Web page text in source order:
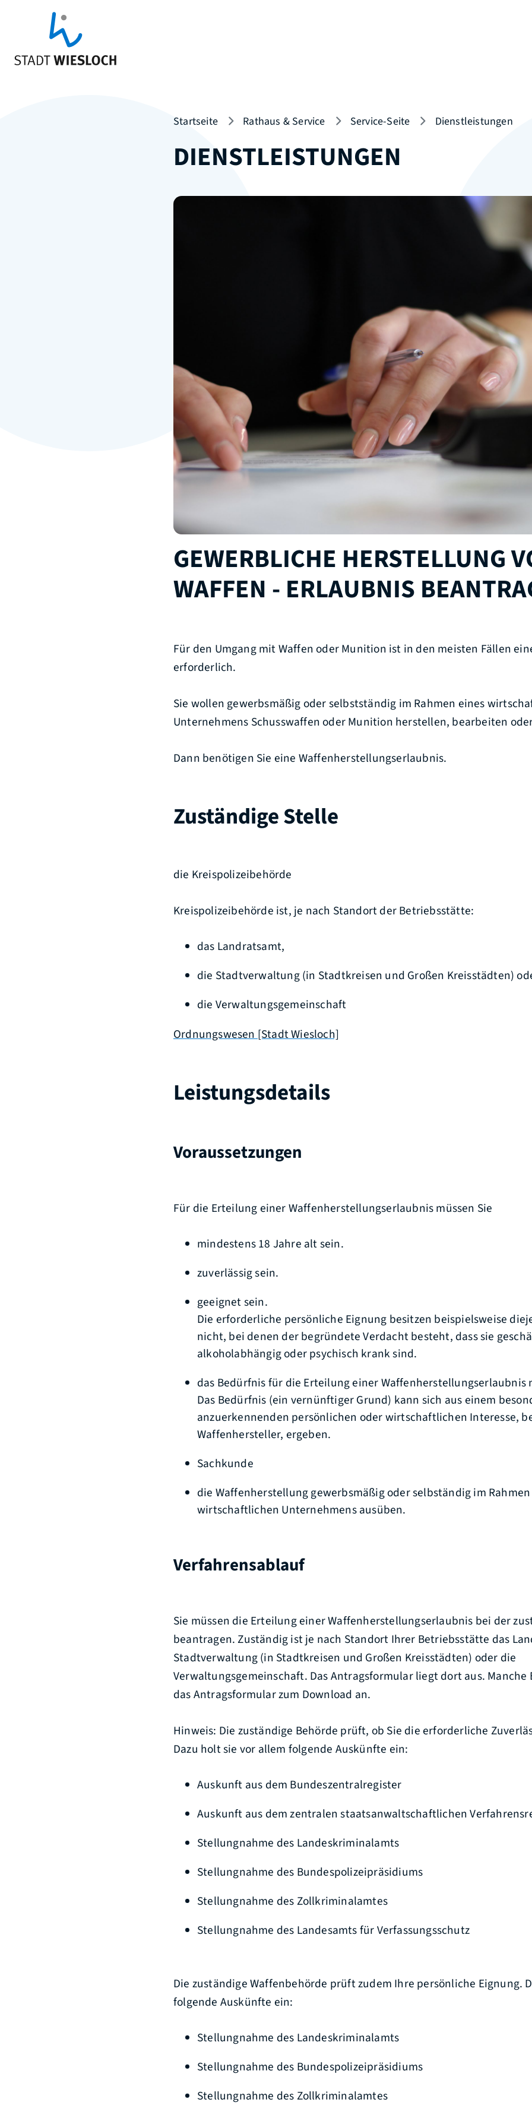
Startseite Rathaus & Service Service-Seite Dienstleistungen
DIENSTLEISTUNGEN
GEWERBLICHE HERSTELLUNG
WAFFEN - ERLAUBNIS
Für den Umgang mit Waffen oder Munition ist in den meisten Fällen
erforderlich.
Sie wollen gewerbsmäßig oder selbstständig im Rahmen eines
Unternehmens Schusswaffen oder Munition herstellen, bearbeiten
Dann benötigen Sie eine Waffenherstellungserlaubnis.
Zuständige Stelle
die Kreispolizeibehörde
Kreispolizeibehörde ist, je nach Standort der Betriebsstätte:
das Landratsamt,
die Stadtverwaltung (in Stadtkreisen und Großen Kreisstädten)
die Verwaltungsgemeinschaft
Ordnungswesen [Stadt Wiesloch]
Leistungsdetails
Voraussetzungen
Für die Erteilung einer Waffenherstellungserlaubnis müssen Sie
mindestens 18 Jahre alt sein.
zuverlässig sein.
geeignet sein.
Die erforderliche persönliche Eignung besitzen beispielsweise
nicht, bei denen der begründete Verdacht besteht, dass sie
alkoholabhängig oder psychisch krank sind.
das Bedürfnis für die Erteilung einer Waffenherstellungserlaubnis
Das Bedürfnis (ein vernünftiger Grund) kann sich aus einem
anzuerkennenden persönlichen oder wirtschaftlichen Interesse,
Waffenhersteller, ergeben.
Sachkunde
die Waffenherstellung gewerbsmäßig oder selbständig im
wirtschaftlichen Unternehmens ausüben.
Verfahrensablauf
Sie müssen die Erteilung einer Waffenherstellungserlaubnis bei der
beantragen. Zuständig ist je nach Standort Ihrer Betriebsstätte das
Stadtverwaltung (in Stadtkreisen und Großen Kreisstädten) oder die
Verwaltungsgemeinschaft. Das Antragsformular liegt dort aus.
das Antragsformular zum Download an.
Hinweis: Die zuständige Behörde prüft, ob Sie die erforderliche
Dazu holt sie vor allem folgende Auskünfte ein:
Auskunft aus dem Bundeszentralregister
Auskunft aus dem zentralen staatsanwaltschaftlichen
Stellungnahme des Landeskriminalamts
Stellungnahme des Bundespolizeipräsidiums
Stellungnahme des Zollkriminalamtes
Stellungnahme des Landesamts für Verfassungsschutz
Die zuständige Waffenbehörde prüft zudem Ihre persönliche Eignung. D
folgende Auskünfte ein:
Stellungnahme des Landeskriminalamts
Stellungnahme des Bundespolizeipräsidiums
Stellungnahme des Zollkriminalamtes